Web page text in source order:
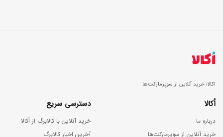
اکالا؛ خرید آنلاین از سوپرمارکت‌ها
اُکالا
درباره ما
خرید آنلاین از سوپرمارکت‌ها
دسترسی سریع
خرید آنلاین با کالابرگ از اُکالا
آخرین اخبار کالابرگ